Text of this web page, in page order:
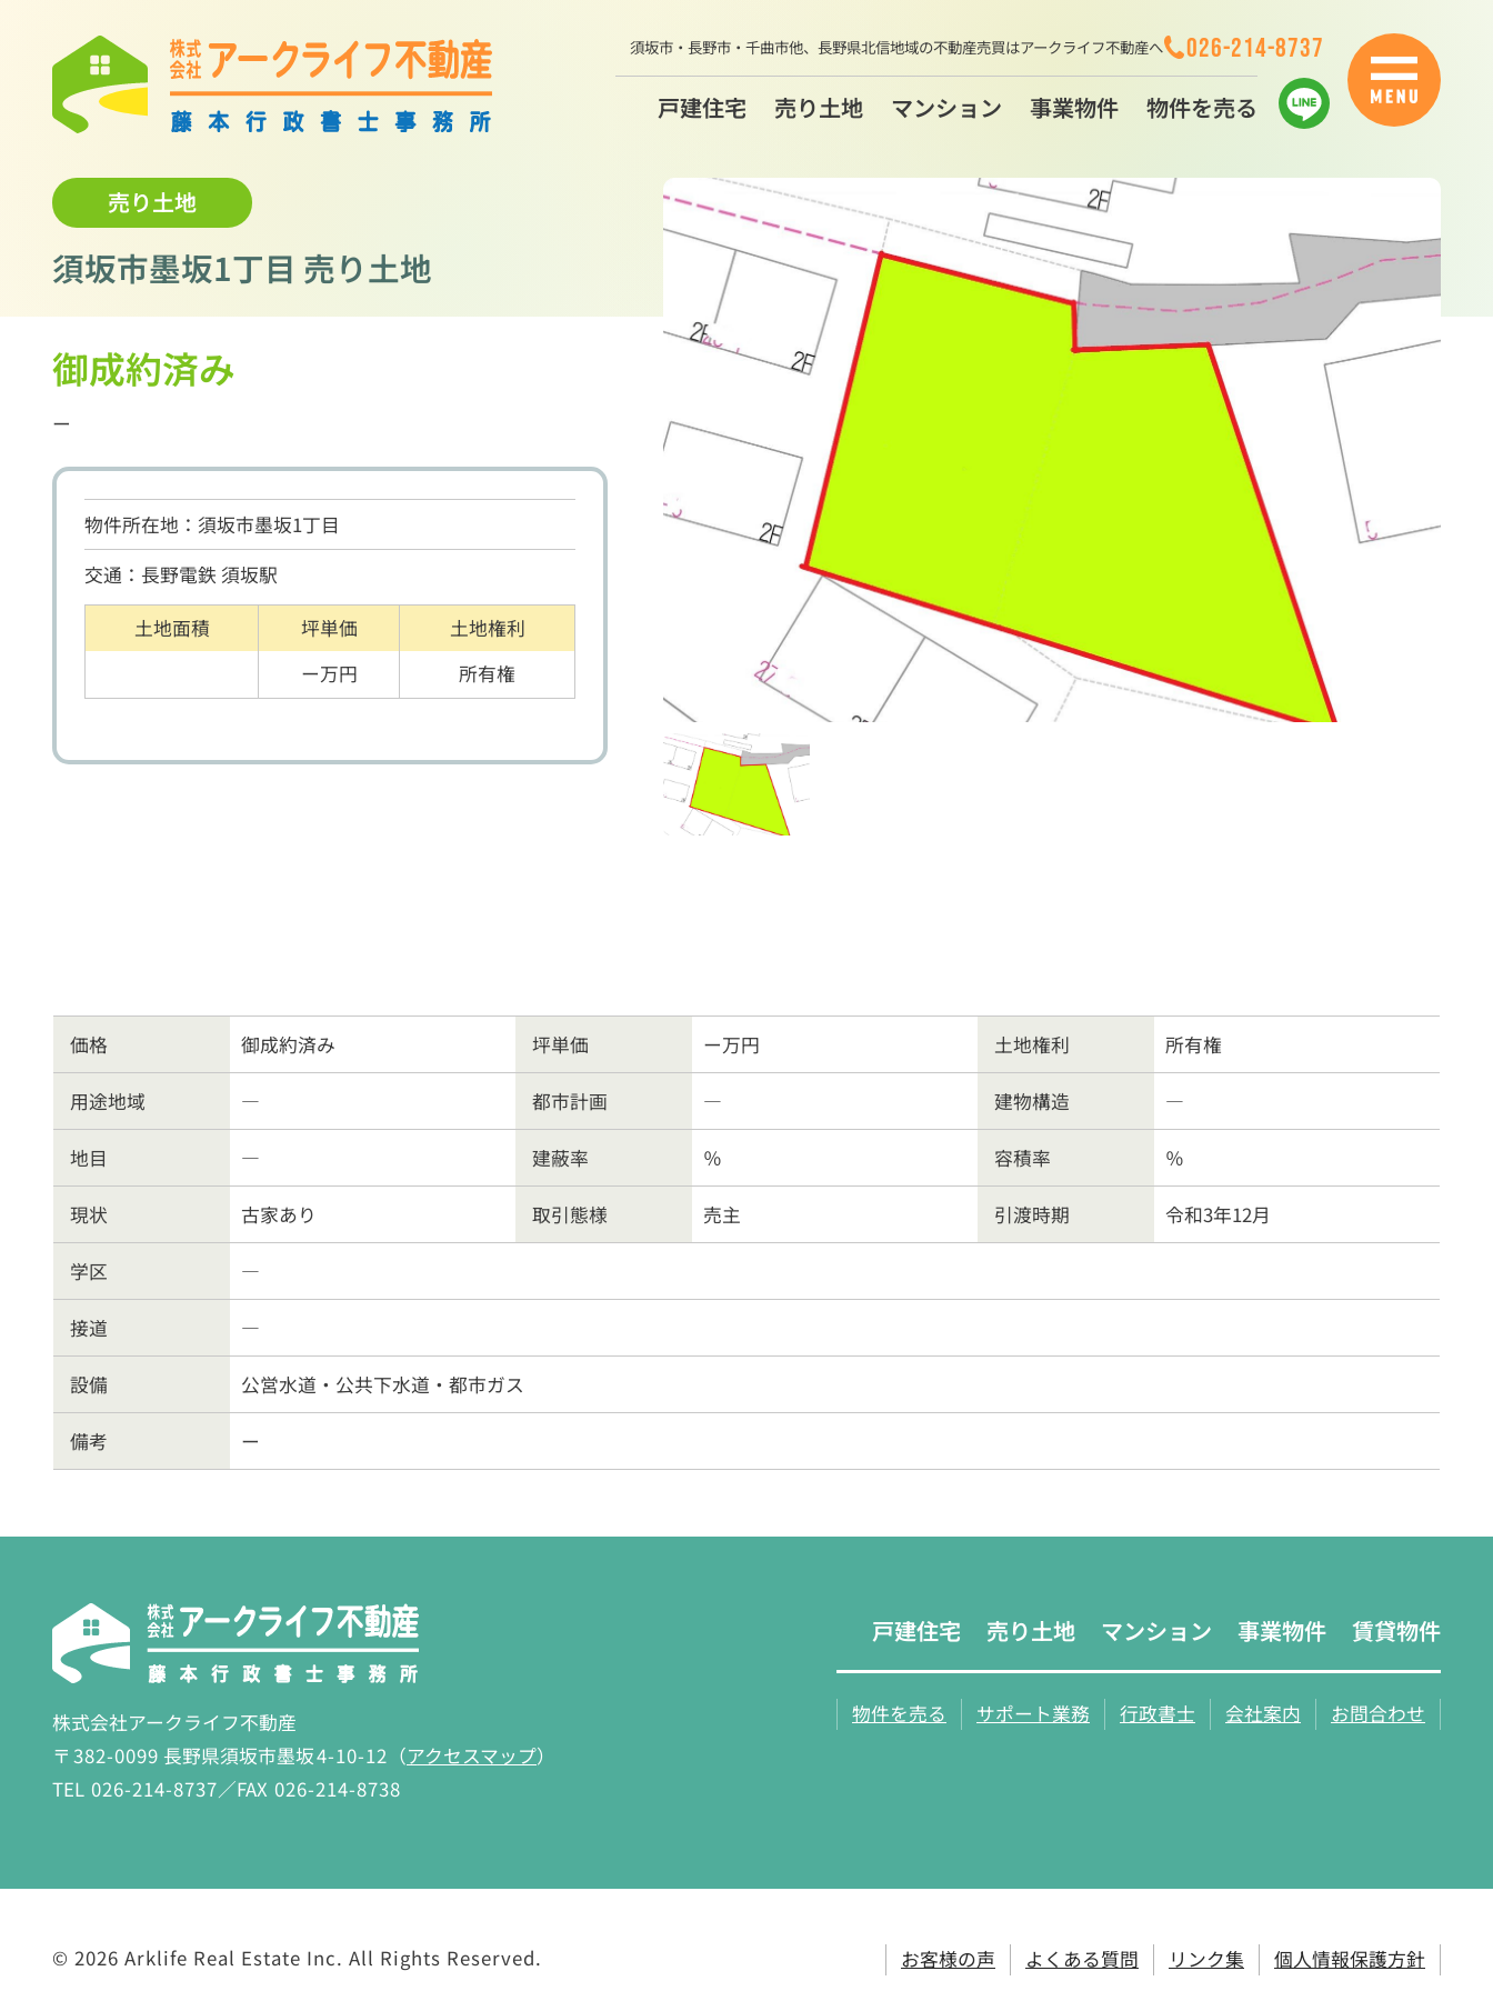
須坂市・長野市・千曲市他、 長野県北信地域の不動産売買はアークライフ不動産へ
戸建住宅 売り土地 マンション 事業物件 物件を売る
026-214-8737
売り土地
須坂市墨坂1丁目 売り土地
御成約済み
ー
物件所在地：須坂市墨坂1丁目
交通：長野電鉄 須坂駅
土地面積
坪単価
土地権利
ー万円
所有権
価格 御成約済み 坪単価 ー万円 土地権利 所有権
用途地域 ― 都市計画 ― 建物構造 ―
地目 ― 建蔽率 ％ 容積率 ％
現状 古家あり 取引態様 売主 引渡時期 令和3年12月
学区 ―
接道 ―
設備 公営水道・公共下水道・都市ガス
備考 ー
株式会社アークライフ不動産
〒 382-0099 長野県須坂市墨坂4-10-12 （アクセスマップ）
TEL 026-214-8737／FAX 026-214-8738
戸建住宅 売り土地 マンション 事業物件 賃貸物件
物件を売る サポート業務 行政書士 会社案内 お問合わせ
お客様の声 よくある質問 リンク集 個人情報保護方針
© 2026 Arklife Real Estate Inc. All Rights Reserved.
026-214-8737